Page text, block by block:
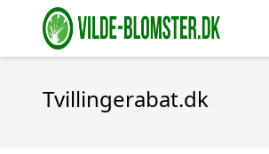
Tvillingerabat.dk